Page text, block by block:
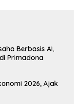
Berbasis AI,
Primadona
2026, Ajak